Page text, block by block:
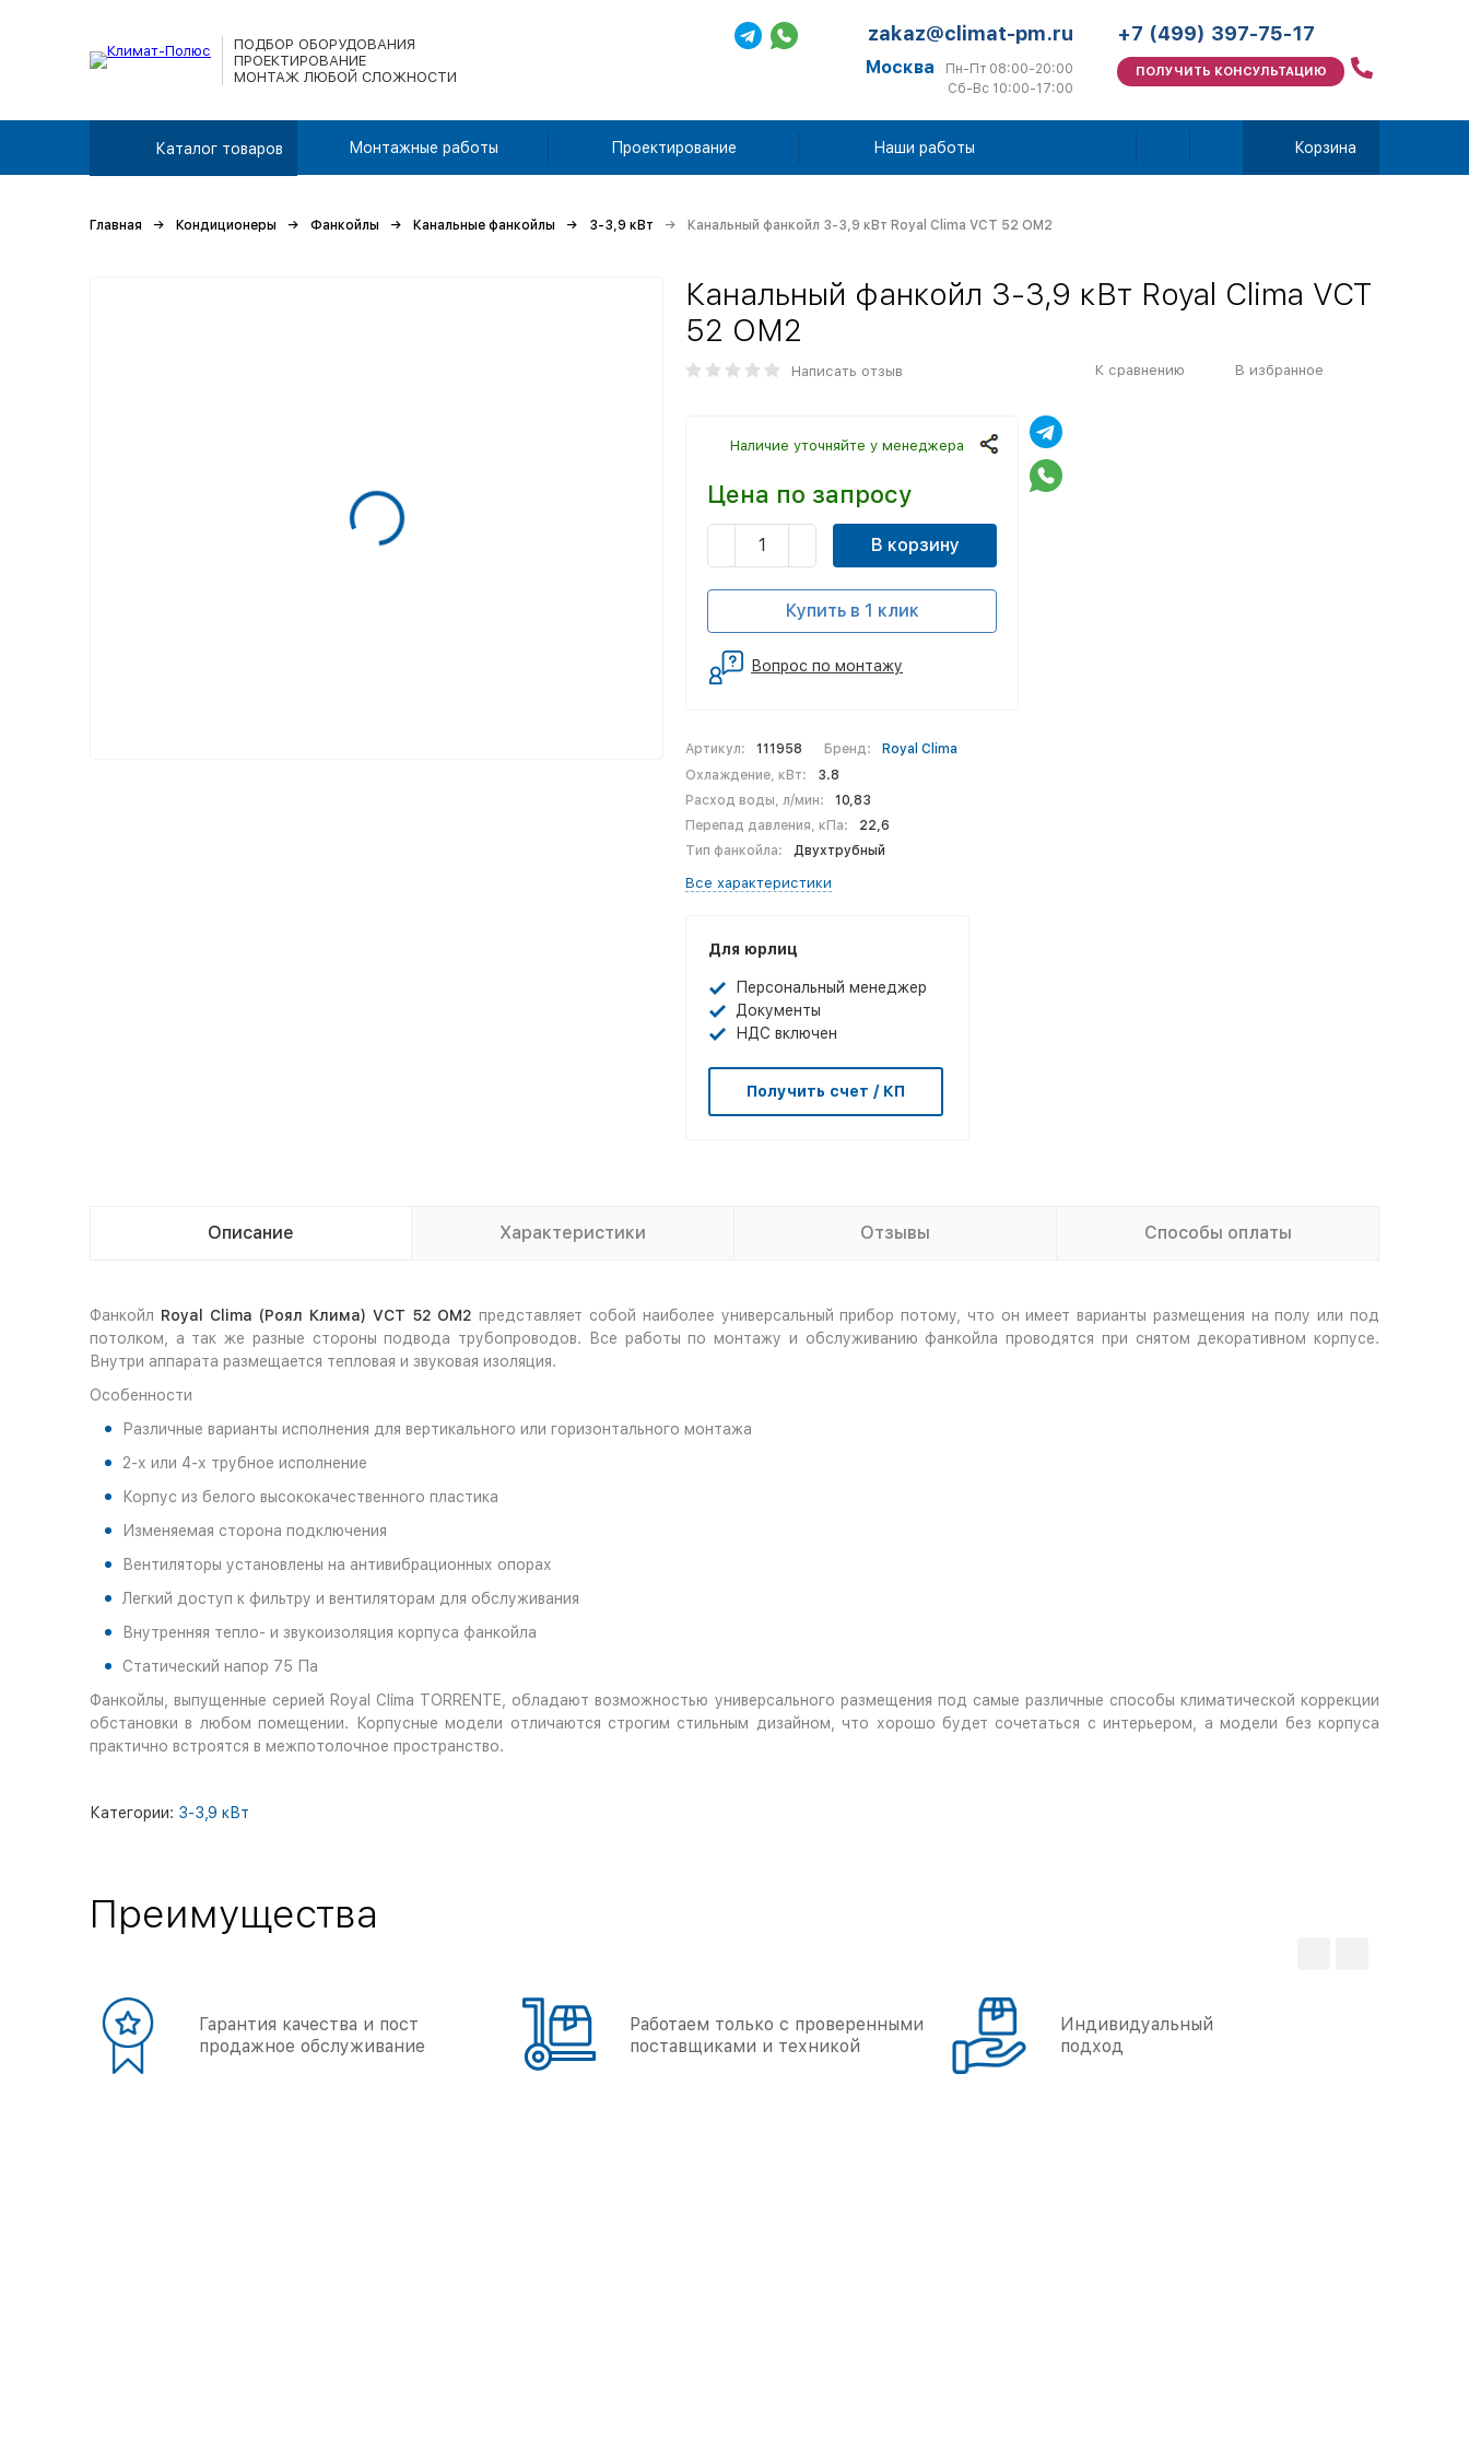
ПОДБОР ОБОРУДОВАНИЯ
ПРОЕКТИРОВАНИЕ
МОНТАЖ ЛЮБОЙ СЛОЖНОСТИ
zakaz@climat-pm.ru
Москва
Пн-Пт 08:00-20:00
Сб-Вс 10:00-17:00
+7 (499) 397-75-17
ПОЛУЧИТЬ КОНСУЛЬТАЦИЮ
Каталог товаров Монтажные работы Проектирование Наши работы Корзина
Главная Кондиционеры Фанкойлы Канальные фанкойлы 3-3,9 кВт Канальный фанкойл 3-3,9 кВт Royal Clima VCT 52 OM2
Канальный фанкойл 3-3,9 кВт Royal Clima VCT
52 OM2
Написать отзыв К сравнению В избранное
Артикул: 111958 Бренд:
Royal Clima
Охлаждение, кВт:
3.8
Расход воды, л/мин:
10,83
Перепад давления, кПа:
22,6
Тип фанкойла:
Двухтрубный
Все характеристики
Для юрлиц
Персональный менеджер
Документы
НДС включен
Получить счет / КП
Наличие уточняйте у менеджера
Цена по запросу
В корзину
Купить в 1 клик
Вопрос по монтажу
Описание Характеристики Отзывы Способы оплаты
Фанкойл Royal Clima (Роял Клима) VCT 52 OM2 представляет собой наиболее универсальный прибор потому
что он имеет варианты размещения на полу или под
потолком, а так же разные стороны подвода трубопроводов. Все работы по монтажу и обслуживанию фанкойла проводятся при снятом декоративном корпусе.
Внутри аппарата размещается тепловая и звуковая изоляция.
Особенности
Различные варианты исполнения для вертикального или горизонтального монтажа
2-х или 4-х трубное исполнение
Корпус из белого высококачественного пластика
Изменяемая сторона подключения
Вентиляторы установлены на антивибрационных опорах
Легкий доступ к фильтру и вентиляторам для обслуживания
Внутренняя тепло- и звукоизоляция корпуса фанкойла
Статический напор 75 Па
Фанкойлы, выпущенные серией Royal Clima TORRENTE, обладают возможностью универсального размещения под самые различные способы климатической коррекции
обстановки в любом помещении. Корпусные модели отличаются строгим стильным дизайном, что хорошо будет сочетаться с интерьером, а модели без корпуса
практично встроятся в межпотолочное пространство.
Категории: 3-3,9 кВт
Преимущества
Гарантия качества и пост
продажное обслуживание
Работаем только с проверенными
поставщиками и техникой
Индивидуальный
подход